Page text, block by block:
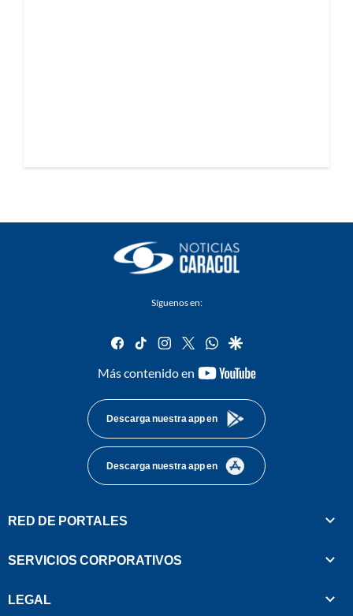
Síguenos en:
facebook
tiktok instagram
twitterwhatsapp
google
Más contenido en
youtube-
Descarga nuestra app en
Descarga nuestra app en
RED DE PORTALES
SERVICIOS CORPORATIVOS
LEGAL